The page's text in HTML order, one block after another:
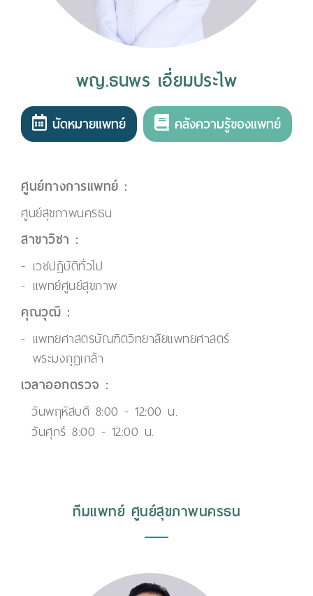
พญ.ธนพร เอี่ยมประไพ
นัดหมายแพทย์ คลังความรู้ของแพทย์
ศูนย์ทางการแพทย์ :
ศูนย์สุขภาพนครธน
สาขาวิชา :
เวชปฏิบัติทั่วไป
แพทย์ศูนย์สุขภาพ
คุณวุฒิ :
แพทยศาสตรบัณฑิตวิทยาลัยแพทยศาสตร์
พระมงกุฎเกล้า
เวลาออกตรวจ :
วันพฤหัสบดี 8:00 - 12:00 น.
วันศุกร์ 8:00 - 12:00 น.
ทีมแพทย์ ศูนย์สุขภาพนครธน